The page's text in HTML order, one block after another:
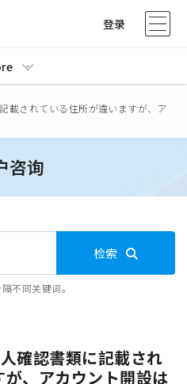
登录
載されている住所が違いますが、ア
咨询
检索
不同关键词。
確認書類に記載され
、アカウント開設は